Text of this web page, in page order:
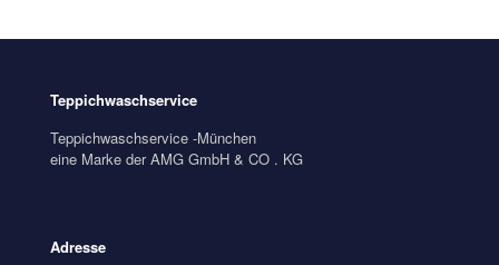
Teppichwaschservice
Teppichwaschservice -München
eine Marke der AMG GmbH & CO . KG
Adresse